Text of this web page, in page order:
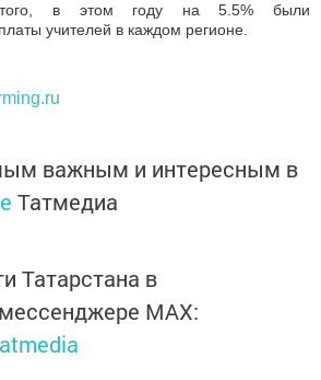
того, в этом году на 5.5% были
учителей в каждом регионе.
важным и интересным в
Татмедиа
Татарстана в
MАХ: